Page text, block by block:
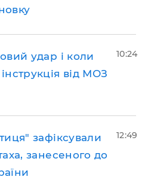
удар і коли
від МОЗ
10:24
зафіксували
занесеного до
12:49